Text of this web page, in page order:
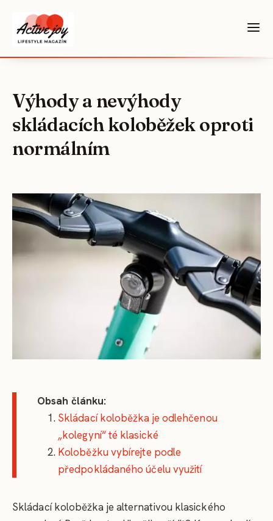
Výhody a nevýhody
skládacích koloběžek oproti
normálním
Obsah článku:
Skládací koloběžka je odlehčenou
„kolegyní“ té klasické
Koloběžku vybírejte podle
předpokládaného účelu využití
Skládací koloběžka je alternativou klasického